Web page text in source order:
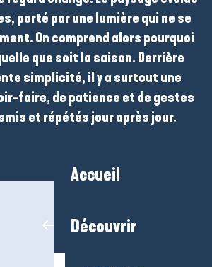
Accueil
Découvrir
porté par une lumière qui ne se
On comprend alors pourquoi
que soit la saison. Derrière
simplicité, il y a surtout une
faire, de patience et de gestes
et répétés jour après jour.